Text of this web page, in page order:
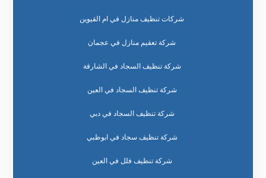
شركات تنظيف منازل في ام القيوين
شركة تعقيم منازل في عجمان
شركة تنظيف السجاد في الشارقة
شركة تنظيف السجاد في العين
شركة تنظيف السجاد في دبي
شركة تنظيف سجاد في ابوظبي
شركة تنظيف فلل في العين